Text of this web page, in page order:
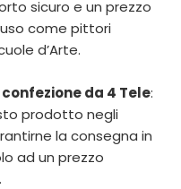
sicuro e un prezzo
come pittori
d’Arte.
da 4 Tele:
prodotto negli
la consegna in
ad un prezzo